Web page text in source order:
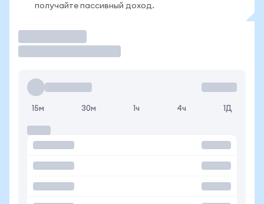
получайте пассивный доход.
15м 30м 1ч 4ч 1Д